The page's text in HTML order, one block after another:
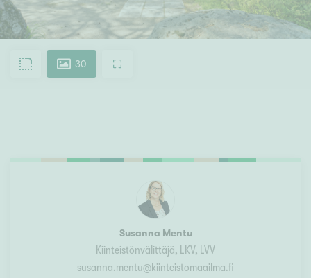
30
Susanna Mentu
Kiinteistönvälittäjä, LKV, LVV
susanna.mentu@kiinteistomaailma.fi